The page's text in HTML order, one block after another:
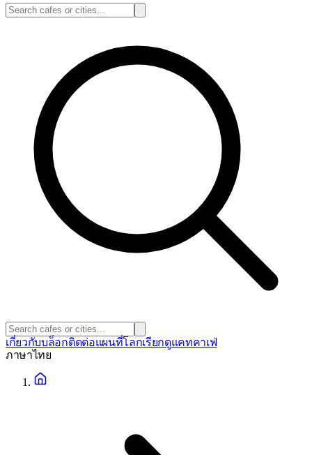
เกี่ยวกับบล็อกติดต่อแผนที่โลกเรียกดูแคทคาเฟ่
ภาษาไทย